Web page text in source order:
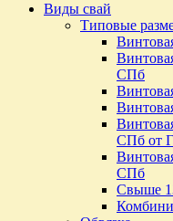
Виды свай
Типовые
СПб
СПб от
СПб
Свыше